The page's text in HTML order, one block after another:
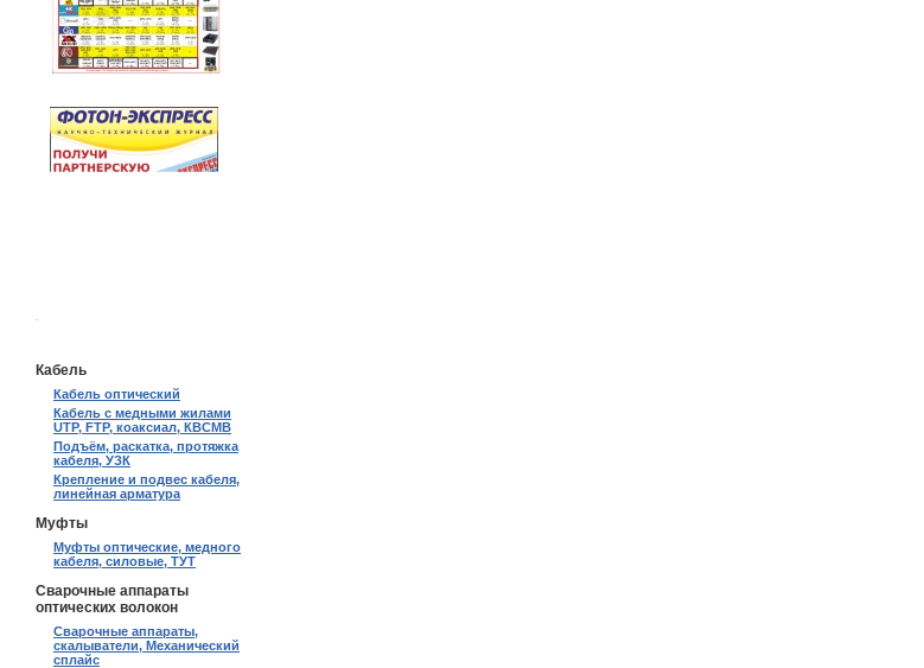
.
Кабель
Кабель оптический
Кабель с медными жилами
UTP, FTP, коаксиал, КВСМВ
Подъём, раскатка, протяжка
кабеля, УЗК
Крепление и подвес кабеля,
линейная арматура
Муфты
Муфты оптические, медного
кабеля, силовые, ТУТ
Сварочные аппараты
оптических волокон
Сварочные аппараты,
скалыватели, Механический
сплайс